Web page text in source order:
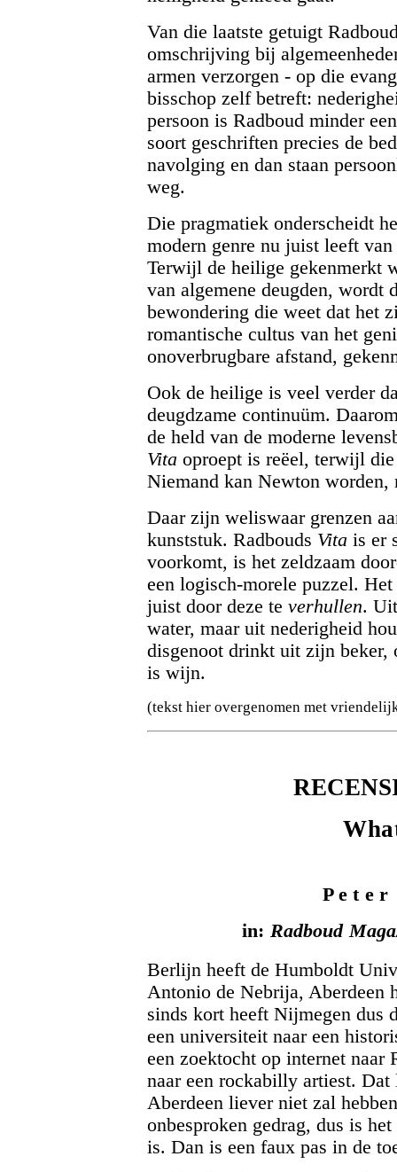
Van die laatste getuigt
omschrijving bij
armen verzorgen - op die
bisschop zelf betreft:
persoon is Radboud minder
soort geschriften precies de
navolging en dan staan
weg.
Die pragmatiek onderscheidt
modern genre nu juist leeft
Terwijl de heilige gekenmerkt
van algemene deugden, wordt
bewondering die weet dat het
romantische cultus van het
onoverbrugbare afstand,
Ook de heilige is veel verder
deugdzame continuüm.
de held van de moderne
Vita oproept is reëel, terwijl
Niemand kan Newton
Daar zijn weliswaar grenzen
kunststuk. Radbouds Vita is er
voorkomt, is het zeldzaam
een logisch-morele puzzel.
juist door deze te verhullen.
water, maar uit nederigheid
disgenoot drinkt uit zijn beker,
is wijn.
(tekst hier overgenomen met
P e t e r
in: Radboud
Berlijn heeft de Humboldt
Antonio de Nebrija, Aberdeen
sinds kort heeft Nijmegen dus
een universiteit naar een
een zoektocht op internet
naar een rockabilly artiest.
Aberdeen liever niet zal
onbesproken gedrag, dus is
is. Dan is een faux pas in de